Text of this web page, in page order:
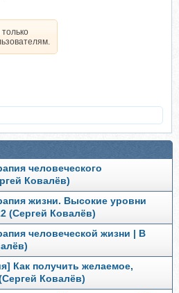
человеческого
Ковалёв)
жизни. Высокие уровни
(Сергей Ковалёв)
человеческой жизни | В
Как получить желаемое,
Ковалёв)